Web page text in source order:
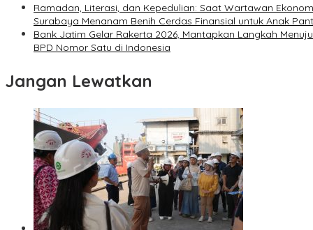
Ramadan, Literasi, dan Kepedulian: Saat Wartawan
Surabaya Menanam Benih Cerdas Finansial untuk Anak
Bank Jatim Gelar Rakerta 2026, Mantapkan Langkah Menuju
BPD Nomor Satu di Indonesia
Jangan Lewatkan